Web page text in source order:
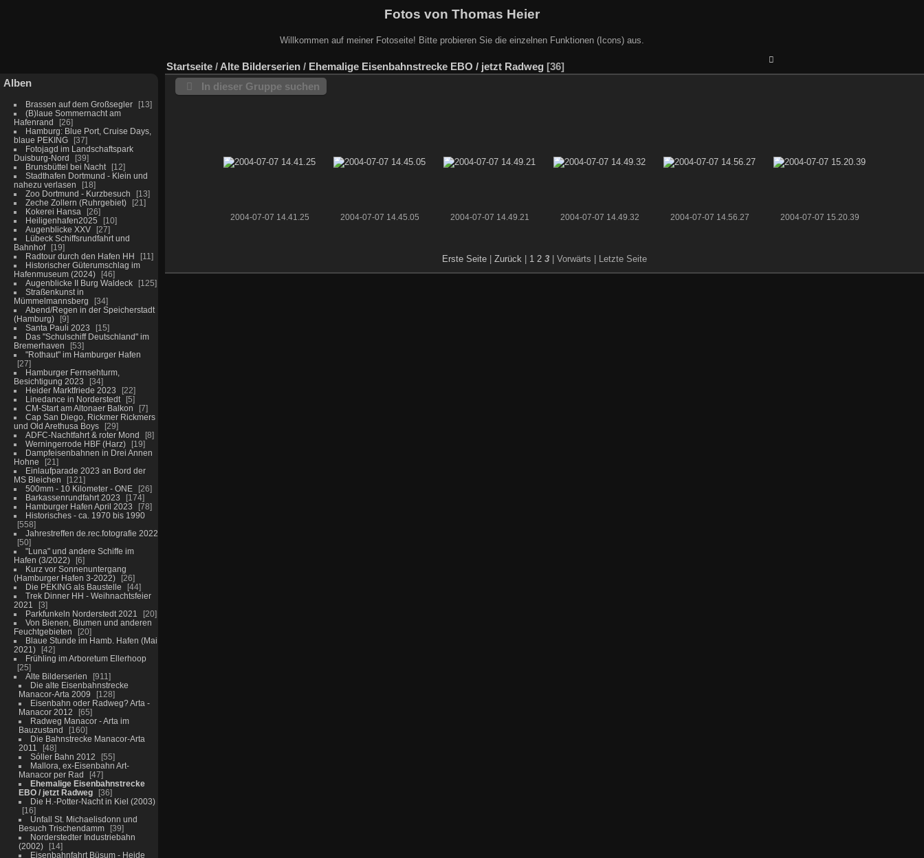
Fotos von Thomas Heier
Willkommen auf meiner Fotoseite! Bitte probieren Sie die einzelnen Funktionen (Icons) aus.
Alben
Brassen auf dem Großsegler
13
(B)laue Sommernacht am
Hafenrand
26
Hamburg: Blue Port, Cruise Days,
blaue PEKING
37
Fotojagd im Landschaftspark
Duisburg-Nord
39
Brunsbüttel bei Nacht
12
Stadthafen Dortmund - Klein und
nahezu verlasen
18
Zoo Dortmund - Kurzbesuch
13
Zeche Zollern (Ruhrgebiet)
21
Kokerei Hansa
26
Heiligenhafen2025
10
Augenblicke XXV
27
Lübeck Schiffsrundfahrt und
Bahnhof
19
Radtour durch den Hafen HH
11
Historischer Güterumschlag im
Hafenmuseum (2024)
46
Augenblicke II Burg Waldeck
125
Straßenkunst in
Mümmelmannsberg
34
Abend/Regen in der Speicherstadt
(Hamburg)
9
Santa Pauli 2023
15
Das "Schulschiff Deutschland" im
Bremerhaven
53
"Rothaut" im Hamburger Hafen
27
Hamburger Fernsehturm,
Besichtigung 2023
34
Heider Marktfriede 2023
22
Linedance in Norderstedt
5
CM-Start am Altonaer Balkon
7
Cap San Diego, Rickmer Rickmers
und Old Arethusa Boys
29
ADFC-Nachtfahrt & roter Mond
8
Werningerrode HBF (Harz)
19
Dampfeisenbahnen in Drei Annen
Hohne
21
Einlaufparade 2023 an Bord der
MS Bleichen
121
500mm - 10 Kilometer - ONE
26
Barkassenrundfahrt 2023
174
Hamburger Hafen April 2023
78
Historisches - ca. 1970 bis 1990
558
Jahrestreffen de.rec.fotografie 2022
50
"Luna" und andere Schiffe im
Hafen (3/2022)
6
Kurz vor Sonnenuntergang
(Hamburger Hafen 3-2022)
26
Die PEKING als Baustelle
44
Trek Dinner HH - Weihnachtsfeier
2021
3
Parkfunkeln Norderstedt 2021
20
Von Bienen, Blumen und anderen
Feuchtgebieten
20
Blaue Stunde im Hamb. Hafen (Mai
2021)
42
Frühling im Arboretum Ellerhoop
25
Alte Bilderserien
911
Die alte Eisenbahnstrecke
Manacor-Arta 2009
128
Eisenbahn oder Radweg? Arta -
Manacor 2012
65
Radweg Manacor - Arta im
Bauzustand
160
Die Bahnstrecke Manacor-Arta
2011
48
Sóller Bahn 2012
55
Mallora, ex-Eisenbahn Art-
Manacor per Rad
47
Ehemalige Eisenbahnstrecke
EBO / jetzt Radweg
36
Die H.-Potter-Nacht in Kiel (2003)
16
Unfall St. Michaelisdonn und
Besuch Trischendamm
39
Norderstedter Industriebahn
(2002)
14
Eisenbahnfahrt Büsum - Heide
Startseite / Alte Bilderserien / Ehemalige Eisenbahnstrecke EBO / jetzt Radweg 36
In dieser Gruppe suchen
2004-07-07 14.41.25 2004-07-07 14.45.05 2004-07-07 14.49.21 2004-07-07 14.49.32 2004-07-07 14.56.27 2004-07-07 15.20.39
Erste Seite | Zurück | 1 2 3 | Vorwärts | Letzte Seite